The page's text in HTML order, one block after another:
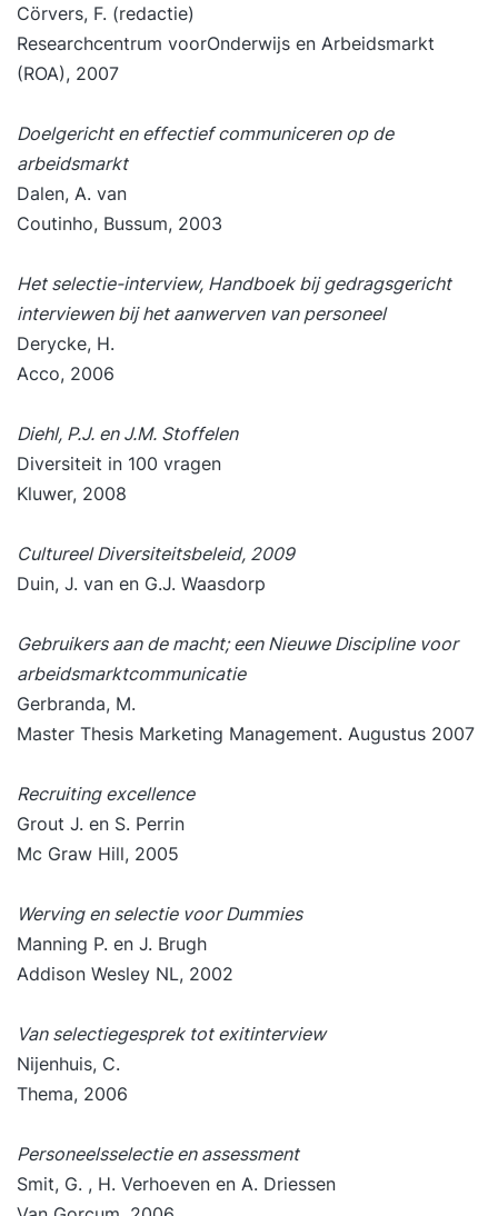
Cörvers, F. (redactie)
Researchcentrum voorOnderwijs en Arbeidsmarkt
(ROA), 2007
Doelgericht en effectief communiceren op de
arbeidsmarkt
Dalen, A. van
Coutinho, Bussum, 2003
Het selectie-interview, Handboek bij gedragsgericht
interviewen bij het aanwerven van personeel
Derycke, H.
Acco, 2006
Diehl, P.J. en J.M. Stoffelen
Diversiteit in 100 vragen
Kluwer, 2008
Cultureel Diversiteitsbeleid, 2009
Duin, J. van en G.J. Waasdorp
Gebruikers aan de macht; een Nieuwe Discipline voor
arbeidsmarktcommunicatie
Gerbranda, M.
Master Thesis Marketing Management. Augustus 2007
Recruiting excellence
Grout J. en S. Perrin
Mc Graw Hill, 2005
Werving en selectie voor Dummies
Manning P. en J. Brugh
Addison Wesley NL, 2002
Van selectiegesprek tot exitinterview
Nijenhuis, C.
Thema, 2006
Personeelsselectie en assessment
Smit, G. , H. Verhoeven en A. Driessen